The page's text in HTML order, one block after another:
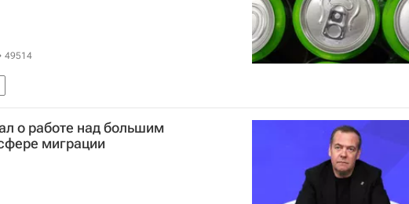
49514
о работе над большим
миграции